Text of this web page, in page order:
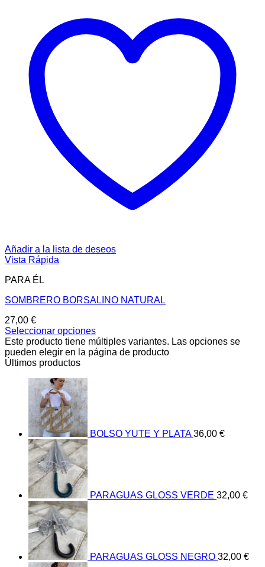
Añadir a la lista de deseos
Vista Rápida
PARA ÉL
SOMBRERO BORSALINO NATURAL
27,00 €
Seleccionar opciones
Este producto tiene múltiples variantes. Las opciones se
pueden elegir en la página de producto
Últimos productos
BOLSO YUTE Y PLATA 36,00 €
PARAGUAS GLOSS VERDE 32,00 €
PARAGUAS GLOSS NEGRO 32,00 €